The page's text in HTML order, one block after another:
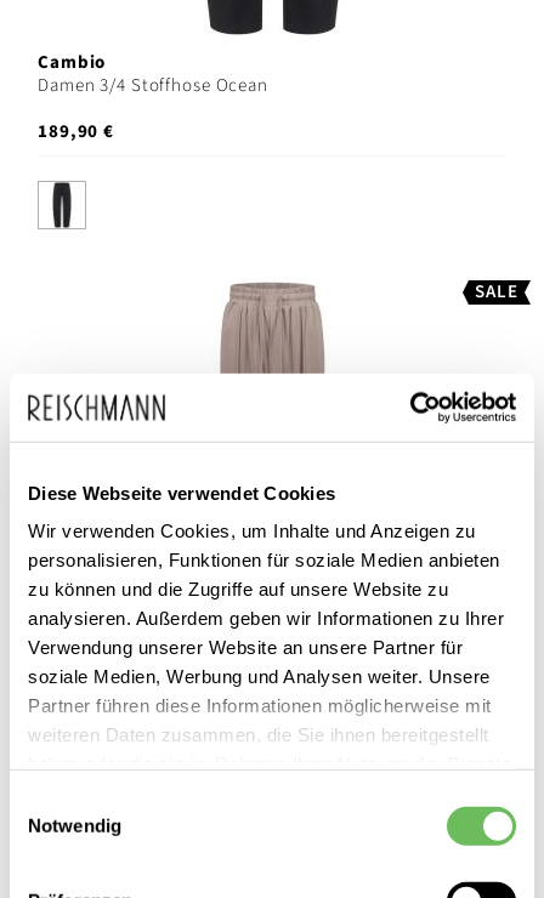
Diese Webseite verwendet Cookies
Wir verwenden Cookies, um Inhalte und Anzeigen zu
personalisieren, Funktionen für soziale Medien anbieten
zu können und die Zugriffe auf unsere Website zu
analysieren. Außerdem geben wir Informationen zu Ihrer
Verwendung unserer Website an unsere Partner für
soziale Medien, Werbung und Analysen weiter. Unsere
Partner führen diese Informationen möglicherweise mit
weiteren Daten zusammen, die Sie ihnen bereitgestellt
Notwendig
Cambio
Damen 3/4 Stoffhose Ocean
189,90 €
SALE
Damen Stoffhose